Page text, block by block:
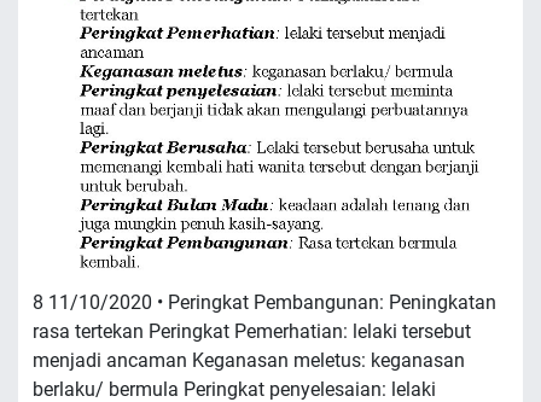
8 11/10/2020 • Peringkat Pembangunan: Peningkatan
rasa tertekan Peringkat Pemerhatian: lelaki tersebut
menjadi ancaman Keganasan meletus: keganasan
berlaku/ bermula Peringkat penyelesaian: lelaki